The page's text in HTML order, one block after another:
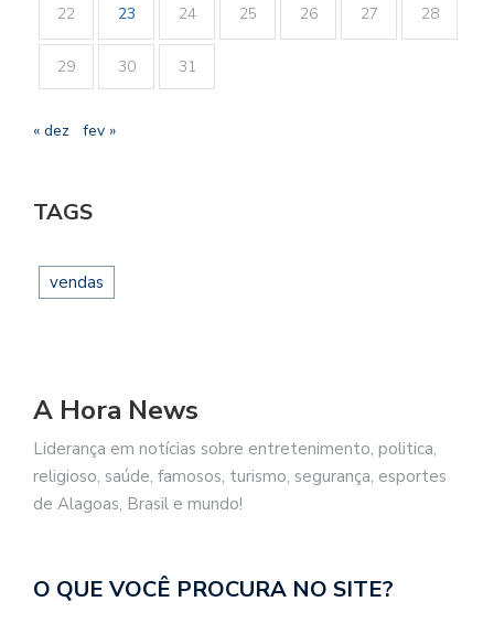
22 23 24 25 26 27 28
29 30 31
« dez fev »
TAGS
vendas
A Hora News
Liderança em notícias sobre entretenimento, politica,
religioso, saúde, famosos, turismo, segurança, esportes
de Alagoas, Brasil e mundo!
O QUE VOCÊ PROCURA NO SITE?